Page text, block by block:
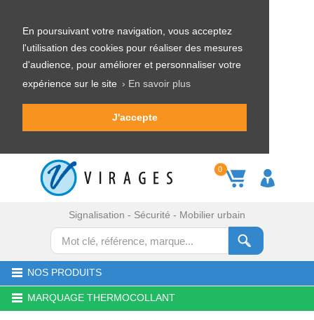
En poursuivant votre navigation, vous acceptez
l'utilisation des cookies pour réaliser des mesures
d'audience, pour améliorer et personnaliser votre
expérience sur le site › En savoir plus
J'accepte
0
Signalisation - Sécurité - Mobilier urbain
NOS PRODUITS
MARQUAGE THERMOCOLLANT